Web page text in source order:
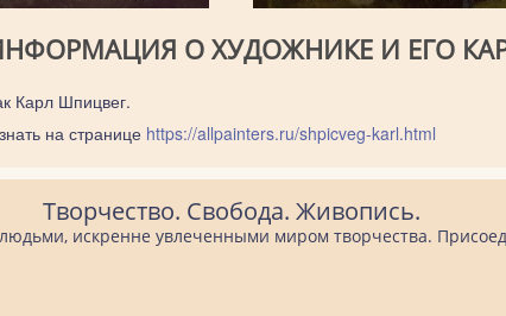
О ХУДОЖНИКЕ И ЕГО
Карл Шпицвег.
на странице https://allpainters.ru/shpicveg-karl.html
Творчество. Свобода. Живопись.
искренне увлеченными миром творчества.